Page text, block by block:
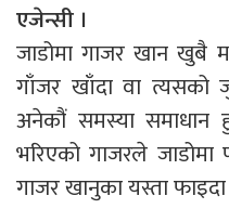
एजेन्सी ।
जाडोमा गाजर खान खुबै
गाँजर खाँदा वा त्यसको
अनेकौं समस्या
भरिएको गाजरले जाडोमा
गाजर खानुका यस्ता